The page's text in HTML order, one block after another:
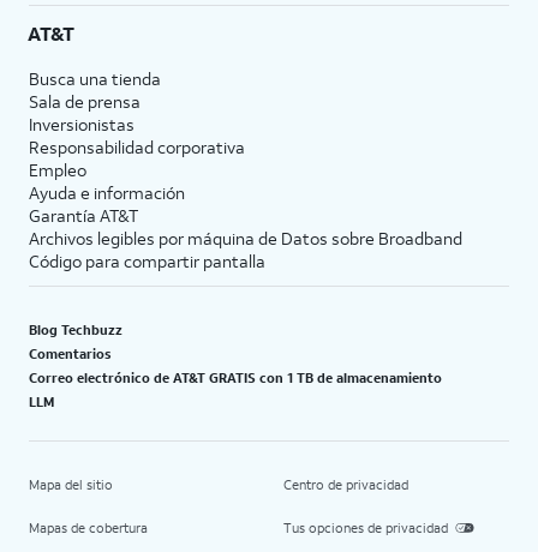
AT&T
Busca una tienda
Sala de prensa
Inversionistas
Responsabilidad corporativa
Empleo
Ayuda e información
Garantía AT&T
Archivos legibles por máquina de Datos sobre Broadband
Código para compartir pantalla
Blog Techbuzz
Comentarios
Correo electrónico de AT&T GRATIS con 1 TB de almacenamiento
LLM
Mapa del sitio
Mapas de cobertura
Centro de privacidad
Tus opciones de privacidad